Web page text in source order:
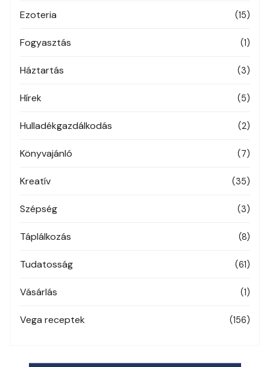
Ezoteria (15)
Fogyasztás (1)
Háztartás (3)
Hírek (5)
Hulladékgazdálkodás (2)
Könyvajánló (7)
Kreatív (35)
Szépség (3)
Táplálkozás (8)
Tudatosság (61)
Vásárlás (1)
Vega receptek (156)